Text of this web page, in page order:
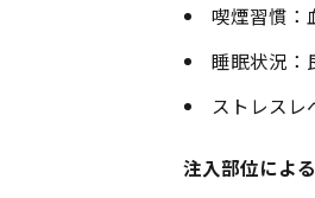
喫煙習慣：
睡眠状況：
ストレスレ
注入部位によ